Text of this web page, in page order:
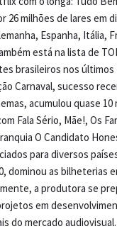
26 milhões de lares em
Espanha, Itália,
está na lista de
brasileiros nos últimos
Carnaval, sucesso
acumulou quase 10
Fala Sério, Mãe!, Os
O Candidato
para diversos
dominou as bilheterias
a produtora se
em
do mercado audiovisual.